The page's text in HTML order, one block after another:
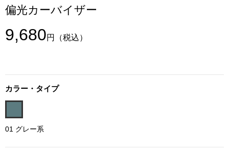
偏光カーバイザー
9,680円 （税込）
カラー・タイプ
01 グレー系